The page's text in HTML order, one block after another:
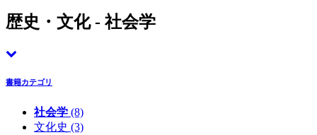
歴史・文化 - 社会学
書籍カテゴリ
社会学 (8)
文化史 (3)